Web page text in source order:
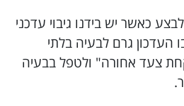
כאשר יש בידנו גיבוי עדכני
גרם לבעיה בלתי
צעד אחורה" ולטפל בבעיה